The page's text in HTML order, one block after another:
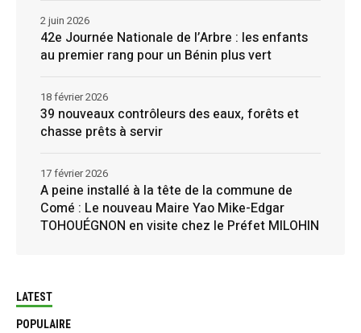
42e Journée Nationale de l’Arbre : les enfants
au premier rang pour un Bénin plus vert
2 juin 2026
39 nouveaux contrôleurs des eaux, forêts et
chasse prêts à servir
18 février 2026
A peine installé à la tête de la commune de
Comé : Le nouveau Maire Yao Mike-Edgar
TOHOUÉGNON en visite chez le Préfet MILOHIN
17 février 2026
LATEST
POPULAIRE